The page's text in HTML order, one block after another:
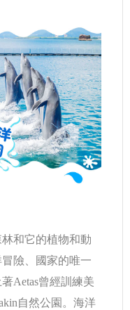
和它的植物和動
險、國家的唯一
Aetas曾經訓練美
自然公園。海洋